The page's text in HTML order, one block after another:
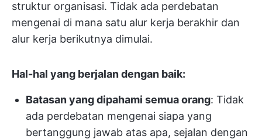
struktur organisasi. Tidak ada perdebatan
mengenai di mana satu alur kerja berakhir dan
alur kerja berikutnya dimulai.
Hal-hal yang berjalan dengan baik:
Batasan yang dipahami semua orang: Tidak
ada perdebatan mengenai siapa yang
bertanggung jawab atas apa, sejalan dengan